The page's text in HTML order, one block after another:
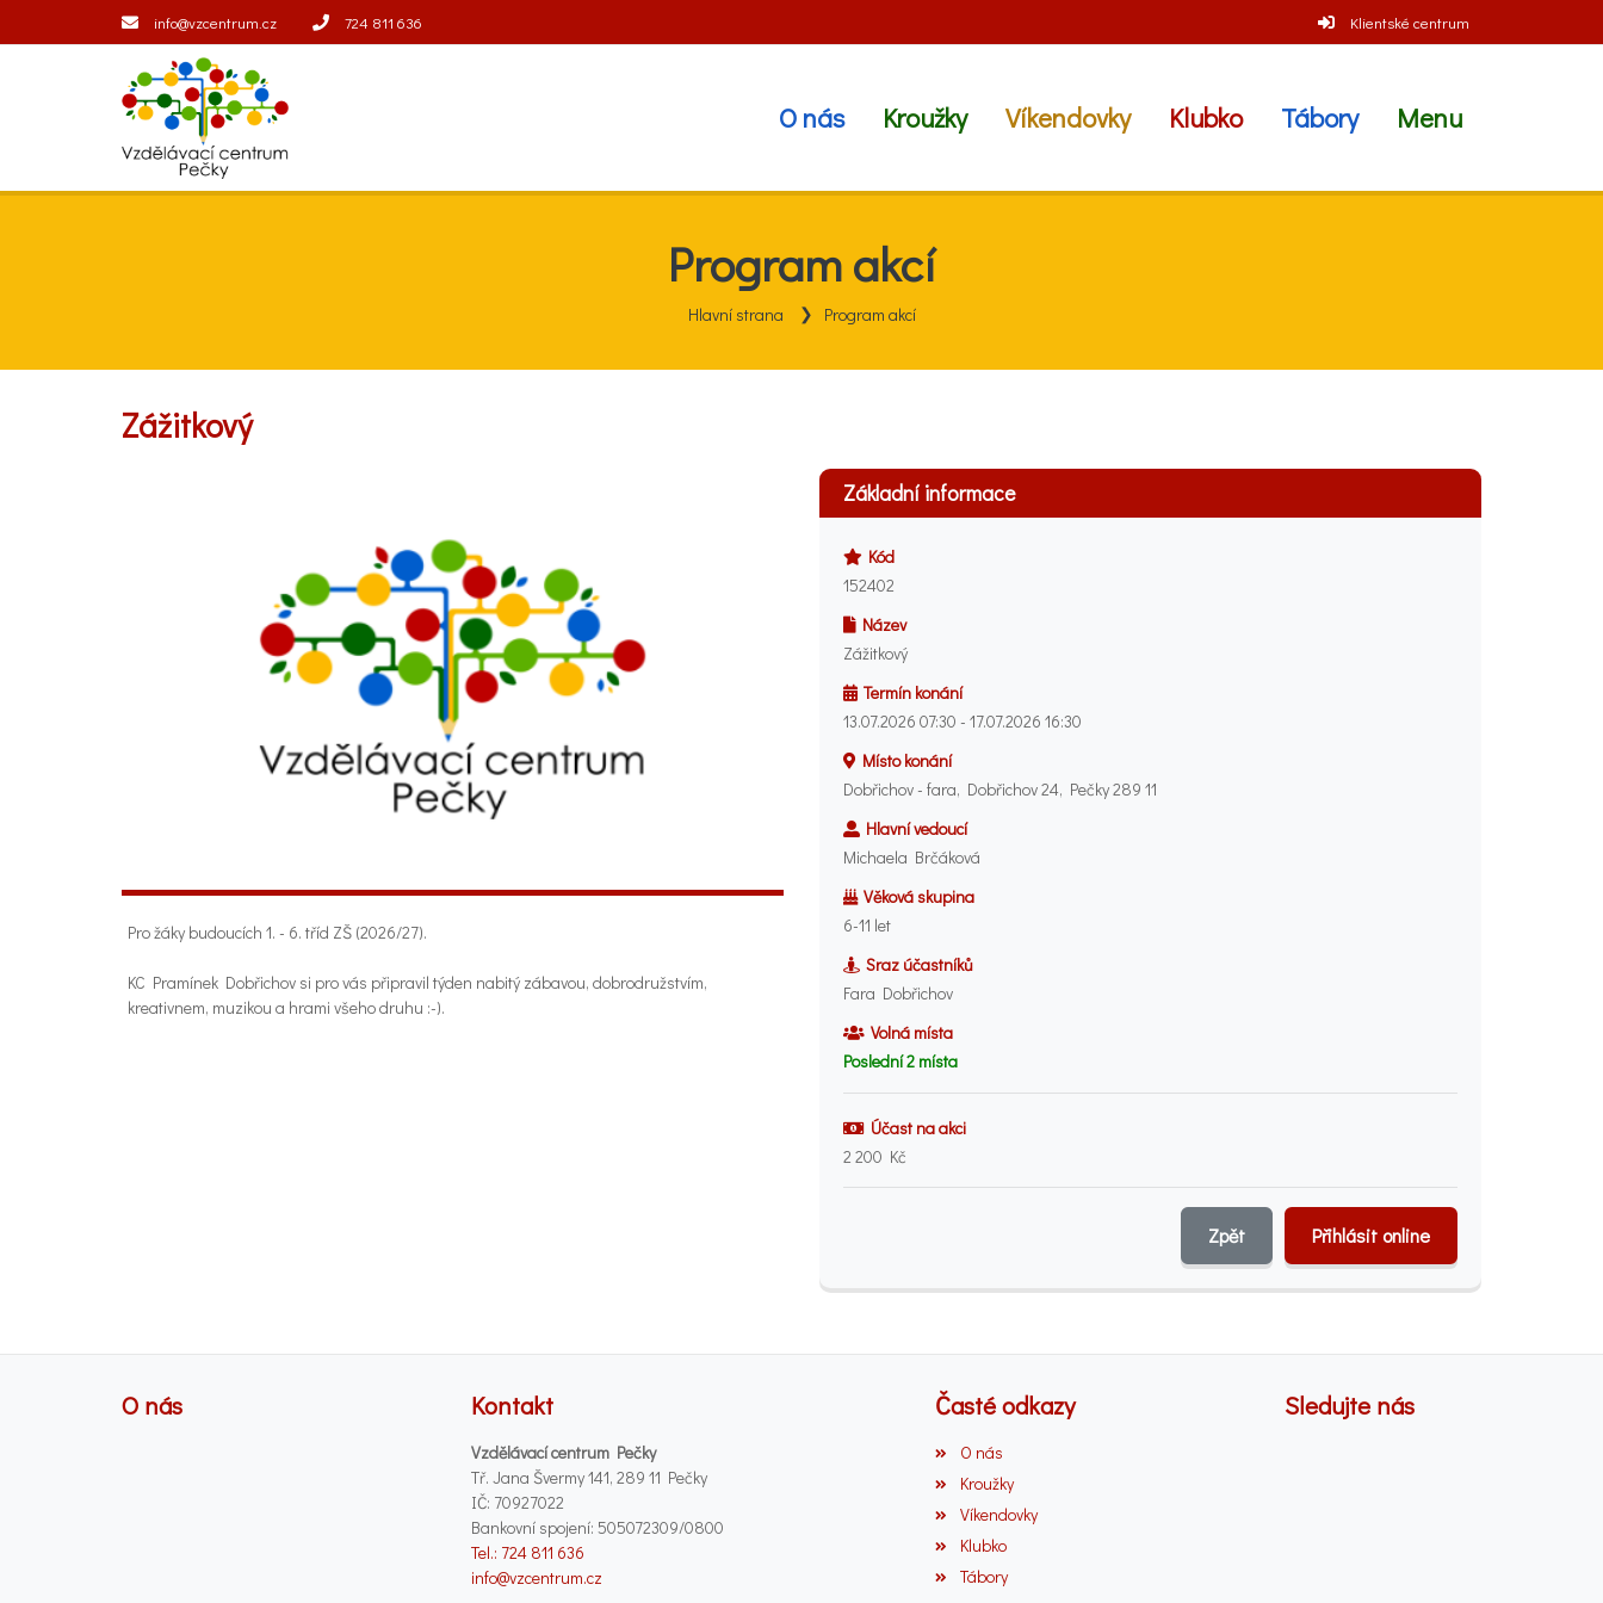
info@vzcentrum.cz 724 811 636 Klientské centrum
O nás Kroužky Víkendovky Klubko Tábory Menu
Program akcí
Hlavní strana Program akcí
Zážitkový
Pro žáky budoucích 1. - 6. tříd ZŠ (2026/27).
KC Pramínek Dobřichov si pro vás připravil týden nabitý zábavou, dobrodružstvím,
kreativnem, muzikou a hrami všeho druhu :-).
Základní informace
Kód
152402
Název
Zážitkový
Termín konání
13.07.2026 07:30 - 17.07.2026 16:30
Místo konání
Dobřichov - fara, Dobřichov 24, Pečky 289 11
Hlavní vedoucí
Michaela Brčáková
Věková skupina
6-11 let
Sraz účastníků
Fara Dobřichov
Volná místa
Poslední 2 místa
Účast na akci
2 200 Kč
Přihlásit online
Zpět
O nás Kontakt
Vzdělávací centrum Pečky
Tř. Jana Švermy 141, 289 11 Pečky
IČ: 70927022
Bankovní spojení: 505072309/0800
Tel.: 724 811 636
info@vzcentrum.cz
Časté odkazy
O nás
Kroužky
Víkendovky
Klubko
Tábory
Sledujte nás